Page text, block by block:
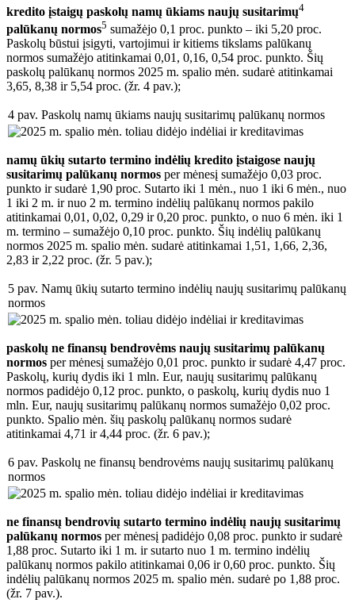
kredito įstaigų paskolų namų ūkiams naujų susitarimų4
palūkanų normos5 sumažėjo 0,1 proc. punkto – iki 5,20 proc.
Paskolų būstui įsigyti, vartojimui ir kitiems tikslams palūkanų
normos sumažėjo atitinkamai 0,01, 0,16, 0,54 proc. punkto. Šių
paskolų palūkanų normos 2025 m. spalio mėn. sudarė atitinkamai
3,65, 8,38 ir 5,54 proc. (žr. 4 pav.);
4 pav. Paskolų namų ūkiams naujų susitarimų palūkanų normos
namų ūkių sutarto termino indėlių kredito įstaigose naujų
susitarimų palūkanų normos per mėnesį sumažėjo 0,03 proc.
punkto ir sudarė 1,90 proc. Sutarto iki 1 mėn., nuo 1 iki 6 mėn., nuo
1 iki 2 m. ir nuo 2 m. termino indėlių palūkanų normos pakilo
atitinkamai 0,01, 0,02, 0,29 ir 0,20 proc. punkto, o nuo 6 mėn. iki 1
m. termino – sumažėjo 0,10 proc. punkto. Šių indėlių palūkanų
normos 2025 m. spalio mėn. sudarė atitinkamai 1,51, 1,66, 2,36,
2,83 ir 2,22 proc. (žr. 5 pav.);
5 pav. Namų ūkių sutarto termino indėlių naujų susitarimų palūkanų
normos
paskolų ne finansų bendrovėms naujų susitarimų palūkanų
normos per mėnesį sumažėjo 0,01 proc. punkto ir sudarė 4,47 proc.
Paskolų, kurių dydis iki 1 mln. Eur, naujų susitarimų palūkanų
normos padidėjo 0,12 proc. punkto, o paskolų, kurių dydis nuo 1
mln. Eur, naujų susitarimų palūkanų normos sumažėjo 0,02 proc.
punkto. Spalio mėn. šių paskolų palūkanų normos sudarė
atitinkamai 4,71 ir 4,44 proc. (žr. 6 pav.);
6 pav. Paskolų ne finansų bendrovėms naujų susitarimų palūkanų
normos
ne finansų bendrovių sutarto termino indėlių naujų susitarimų
palūkanų normos per mėnesį padidėjo 0,08 proc. punkto ir sudarė
1,88 proc. Sutarto iki 1 m. ir sutarto nuo 1 m. termino indėlių
palūkanų normos pakilo atitinkamai 0,06 ir 0,60 proc. punkto. Šių
indėlių palūkanų normos 2025 m. spalio mėn. sudarė po 1,88 proc.
(žr. 7 pav.).